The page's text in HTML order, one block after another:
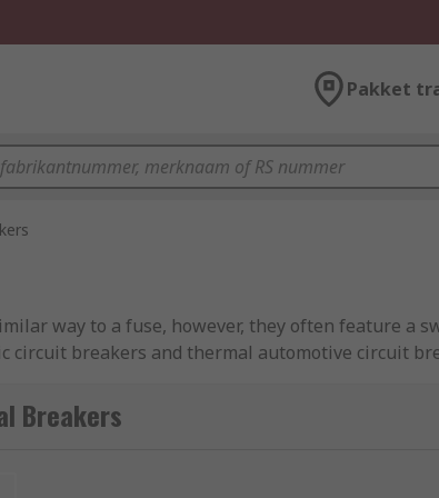
Pakket
way to a fuse, however, they often feature a
circuit breakers and thermal automotive circuit
or short circuit is detected. Thermal magnetic
Breakers